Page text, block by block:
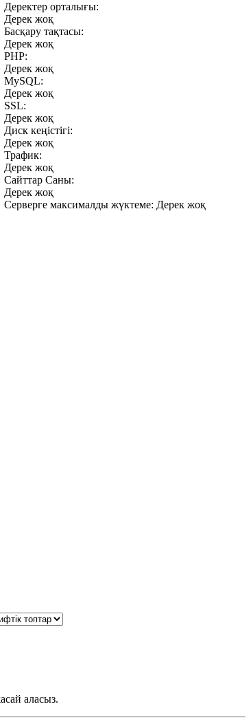
Деректер орталығы:
Дерек жоқ
Басқару тақтасы:
Дерек жоқ
PHP:
Дерек жоқ
MySQL:
Дерек жоқ
SSL:
Дерек жоқ
Диск кеңістігі:
Дерек жоқ
Трафик:
Дерек жоқ
Сайттар Саны:
Дерек жоқ
Серверге максималды жүктеме: Дерек жоқ
аласыз.